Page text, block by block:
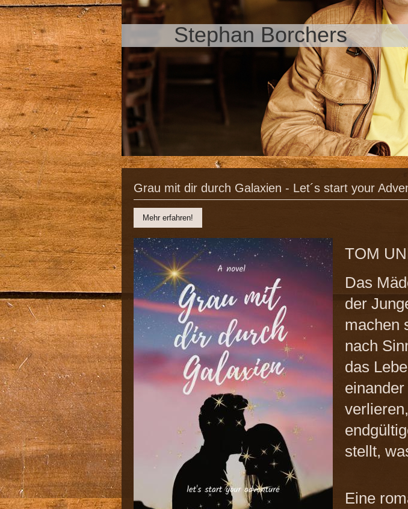
Stephan Borchers
Grau mit dir durch Galaxien - Let´s start your
Mehr erfahren!
TOM
Das
der
machen
nach
das
stellt,
Eine